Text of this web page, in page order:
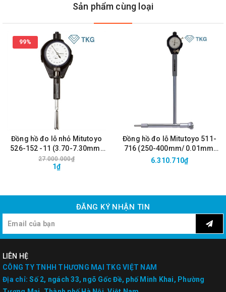
Sản phẩm cùng loại
99%
Đồng hồ đo lỗ nhỏ Mitutoyo
526-152 -11 (3.70-7.30mm/
0.01mm, bao gồm đồng hồ
so)
27.000.000₫
1₫
Đồng hồ đo lỗ Mitutoyo 511-
716 (250-400mm/ 0.01mm,
bao gồm đồng hồ so)
6.310.710₫
ĐĂNG KÝ NHẬN TIN
LIÊN HỆ
CÔNG TY TNHH THƯƠNG MẠI TKG VIỆT NAM
Địa chỉ: Số 2, ngách 33, ngõ Gốc Đề, phố Minh Khai, Phường